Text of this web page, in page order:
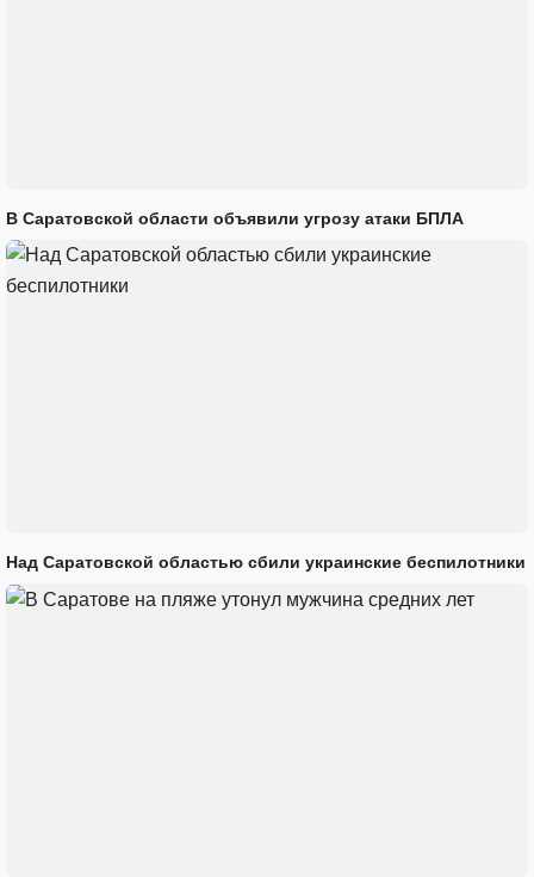
В Саратовской области объявили угрозу атаки БПЛА
Над Саратовской областью сбили украинские беспилотники